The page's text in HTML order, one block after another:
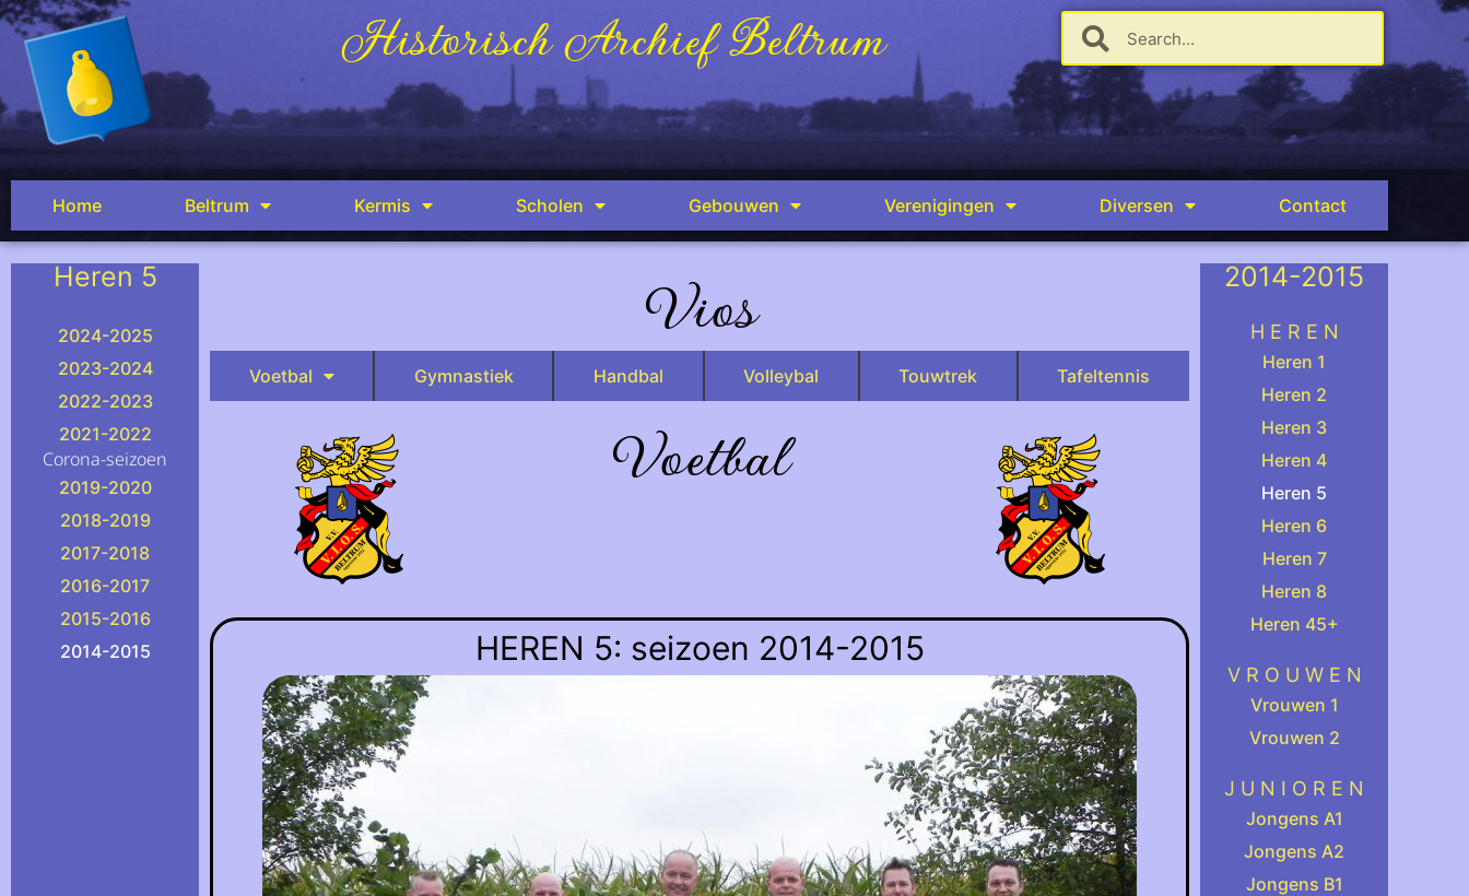
Historisch Archief Beltrum
Home Beltrum Kermis Scholen Gebouwen Verenigingen Diversen Contact
Heren 5
2024-2025
2023-2024
2022-2023
2021-2022
Corona-seizoen
2019-2020
2018-2019
2017-2018
2016-2017
2015-2016
2014-2015
Vios
Voetbal Gymnastiek Handbal Volleybal Touwtrek Tafeltennis
Voetbal
HEREN 5: seizoen 2014-2015
2014-2015
H E R E N
Heren 1
Heren 2
Heren 3
Heren 4
Heren 5
Heren 6
Heren 7
Heren 8
Heren 45+
V R O U W E N
Vrouwen 1
Vrouwen 2
J U N I O R E N
Jongens A1
Jongens A2
Jongens B1